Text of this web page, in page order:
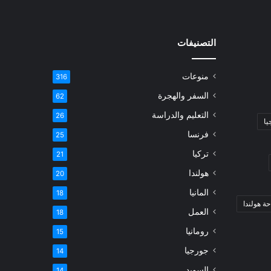
هولندا
التصنيفات
منوعات 316
السفر والهجرة 62
التعليم والدراسة 26
فرنسا 25
تركيا 21
هولندا 20
المانيا 18
العمل 18
رومانيا 15
جورجيا 14